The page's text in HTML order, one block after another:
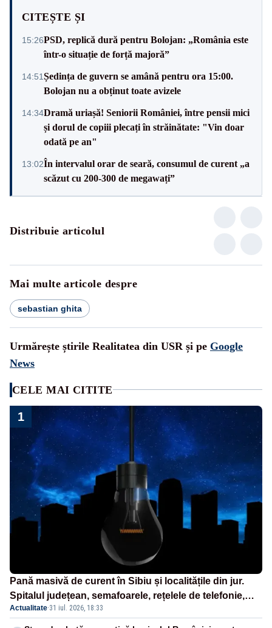
CITEȘTE ȘI
15:26PSD, replică dură pentru Bolojan: „România este
într-o situație de forță majoră”
14:51Ședința de guvern se amână pentru ora 15:00.
Bolojan nu a obținut toate avizele
14:34Dramă uriașă! Seniorii României, între pensii mici
și dorul de copiii plecați în străinătate: "Vin doar
odată pe an"
13:02În intervalul orar de seară, consumul de curent „a
scăzut cu 200-300 de megawați”
Distribuie articolul
Mai multe articole despre
sebastian ghita
Urmărește știrile Realitatea din USR și pe Google
News
CELE MAI CITITE
1
Pană masivă de curent în Sibiu și localitățile din jur.
Spitalul județean, semafoarele, rețelele de telefonie,
grav afectate
Actualitate·31 iul. 2026, 18:33